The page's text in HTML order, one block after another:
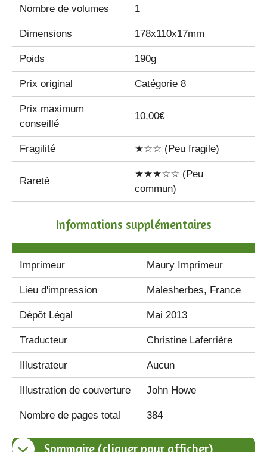
Nombre de volumes 1
Dimensions 178x110x17mm
Poids 190g
Prix original Catégorie 8
Prix maximum
conseillé
10,00€
Fragilité ★☆☆ (Peu fragile)
Rareté
★★★☆☆ (Peu
commun)
Informations supplémentaires
Imprimeur Maury Imprimeur
Lieu d'impression Malesherbes, France
Dépôt Légal Mai 2013
Traducteur Christine Laferrière
Illustrateur Aucun
Illustration de couverture John Howe
Nombre de pages total 384
Sommaire (cliquer pour afficher)